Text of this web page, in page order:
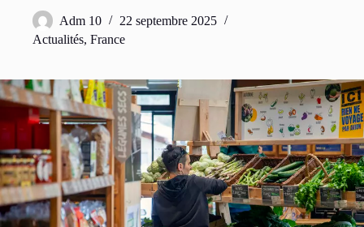
Adm 10
22 septembre 2025
Actualités, France